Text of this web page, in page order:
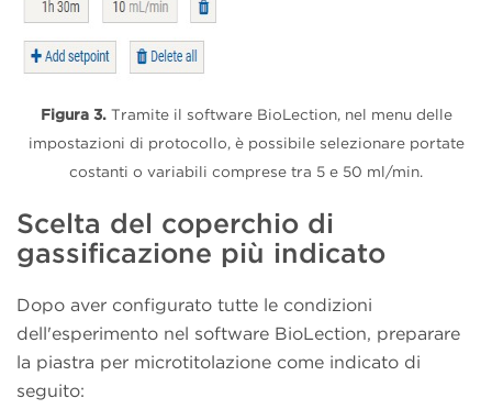
Figura 3.Tramite il software BioLection, nel menu delle
impostazioni di protocollo, è possibile selezionare portate
costanti o variabili comprese tra 5 e 50 ml/min.
Scelta del coperchio di
gassificazione più indicato
Dopo aver configurato tutte le condizioni
dell'esperimento nel software BioLection, preparare
la piastra per microtitolazione come indicato di
seguito: